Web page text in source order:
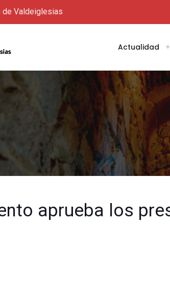
de Valdeiglesias
Actualidad
aprueba los